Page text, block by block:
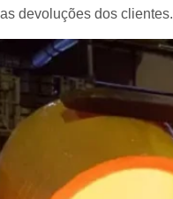
devoluções dos clientes.